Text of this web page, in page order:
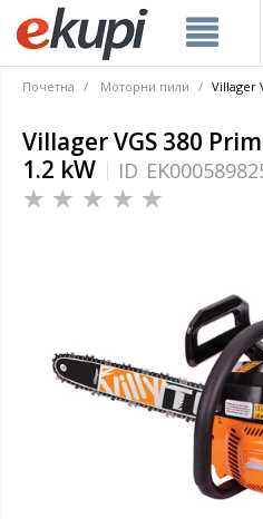
Почетна Моторни пили Villager
Villager VGS 380
1.2 kW
ID